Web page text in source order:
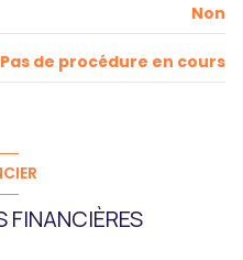
Non
Pas de procédure en cours
FINANCIÈRES